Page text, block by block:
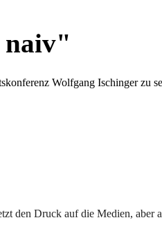
naiv"
Wolfgang Ischinger zu
den Druck auf die Medien, aber